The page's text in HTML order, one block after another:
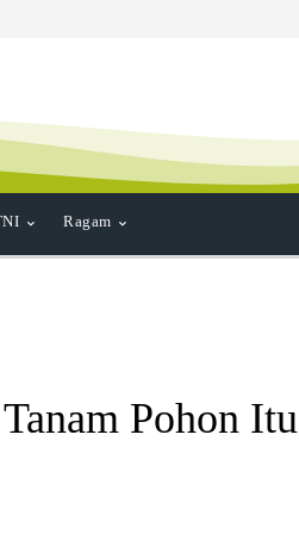
Ragam
Pohon Itu